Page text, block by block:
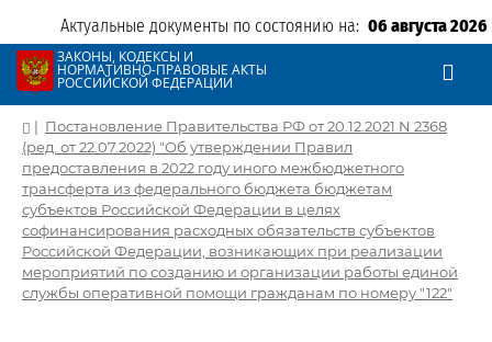
Актуальные документы по состоянию на: 06 августа 2026
ЗАКОНЫ, КОДЕКСЫ И
НОРМАТИВНО-ПРАВОВЫЕ АКТЫ
РОССИЙСКОЙ ФЕДЕРАЦИИ
| Постановление Правительства РФ от 20.12.2021 N 2368
(ред. от 22.07.2022) "Об утверждении Правил
предоставления в 2022 году иного межбюджетного
трансферта из федерального бюджета бюджетам
субъектов Российской Федерации в целях
софинансирования расходных обязательств субъектов
Российской Федерации, возникающих при реализации
мероприятий по созданию и организации работы единой
службы оперативной помощи гражданам по номеру "122"